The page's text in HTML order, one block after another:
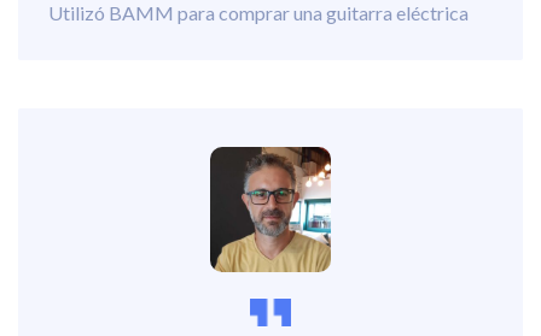
Utilizó BAMM para comprar una guitarra eléctrica